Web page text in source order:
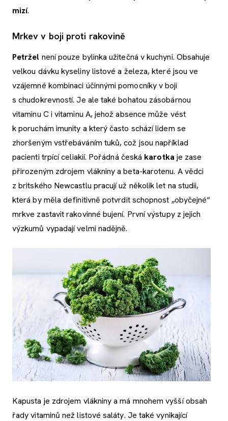
mizí.
Mrkev v boji proti rakovině
Petržel není pouze bylinka užitečná v kuchyni. Obsahuje
velkou dávku kyseliny listové a železa, které jsou ve
vzájemné kombinaci účinnými pomocníky v boji
s chudokrevností. Je ale také bohatou zásobárnou
vitaminu C i vitaminu A, jehož absence může vést
k poruchám imunity a který často schází lidem se
zhoršeným vstřebáváním tuků, což jsou například
pacienti trpící celiakií. Pořádná česká karotka je zase
přirozeným zdrojem vlákniny a beta-karotenu. A vědci
z britského Newcastlu pracují už několik let na studii,
která by měla definitivně potvrdit schopnost „obyčejné“
mrkve zastavit rakovinné bujení. První výstupy z jejich
výzkumů vypadají velmi nadějně.
Kapusta je zdrojem vlákniny a má mnohem vyšší obsah
řady vitaminů než listové saláty. Je také vynikající